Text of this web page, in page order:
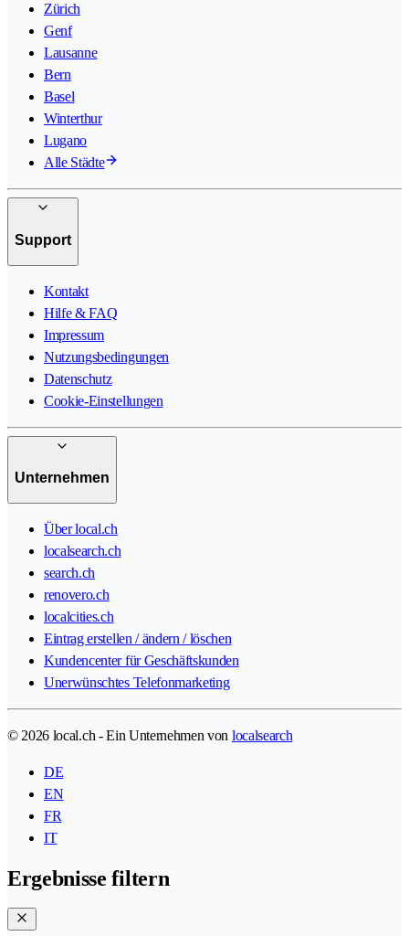
Zürich
Genf
Lausanne
Bern
Basel
Winterthur
Lugano
Alle Städte
Support
Kontakt
Hilfe & FAQ
Impressum
Nutzungsbedingungen
Datenschutz
Cookie-Einstellungen
Unternehmen
Über local.ch
localsearch.ch
search.ch
renovero.ch
localcities.ch
Eintrag erstellen / ändern / löschen
Kundencenter für Geschäftskunden
Unerwünschtes Telefonmarketing
© 2026 local.ch - Ein Unternehmen von localsearch
DE
EN
FR
IT
Ergebnisse filtern